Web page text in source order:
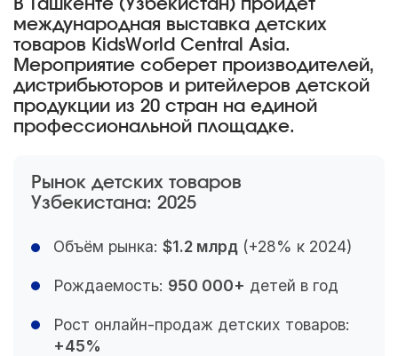
В Ташкенте (Узбекистан) пройдет
международная выставка детских
товаров KidsWorld Central Asia.
Мероприятие соберет производителей,
дистрибьюторов и ритейлеров детской
продукции из 20 стран на единой
профессиональной площадке.
Рынок детских товаров
Узбекистана: 2025
Объём рынка: $1.2 млрд(+28% к 2024)
Рождаемость: 950 000+ детей в год
Рост онлайн-продаж детских товаров:
+45%